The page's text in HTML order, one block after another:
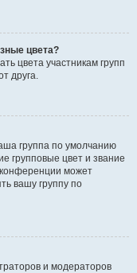
цвета?
цвета участникам групп
друга.
группа по умолчанию
групповые цвет и звание
может
вашу группу по
и модераторов